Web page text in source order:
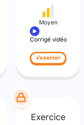
Moyen
Corrigé vidéo
s'exercer
Exercice